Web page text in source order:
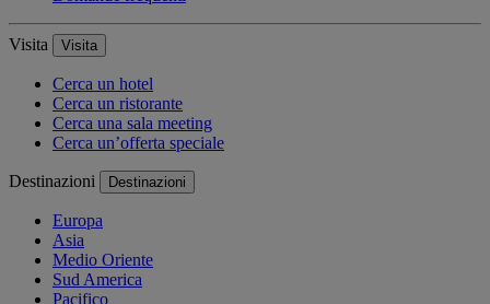
Visita Visita
Cerca un hotel
Cerca un ristorante
Cerca una sala meeting
Cerca un’offerta speciale
Destinazioni Destinazioni
Europa
Asia
Medio Oriente
Sud America
Pacifico